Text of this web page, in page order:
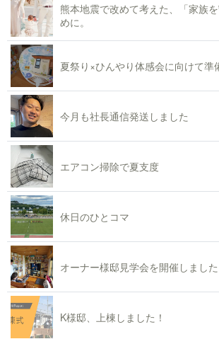
熊本地震で改めて考えた、「家族
めに。
夏祭り×ひんやり体感会に向けて準
今月も社長通信発送しました
エアコン掃除で夏支度
休日のひとコマ
オーナー様邸見学会を開催しました
K様邸、上棟しました！